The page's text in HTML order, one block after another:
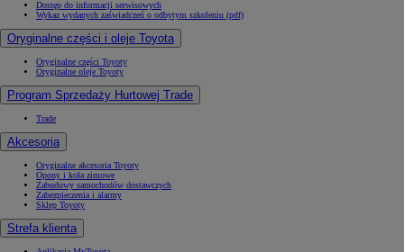
Dostęp do informacji serwisowych
Wykaz wydanych zaświadczeń o odbytym szkoleniu (pdf)
Oryginalne części i oleje Toyota
Oryginalne części Toyoty
Oryginalne oleje Toyoty
Program Sprzedaży Hurtowej Trade
Trade
Akcesoria
Oryginalne akcesoria Toyoty
Opony i koła zimowe
Zabudowy samochodów dostawczych
Zabezpieczenia i alarmy
Sklep Toyoty
Strefa klienta